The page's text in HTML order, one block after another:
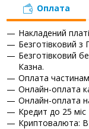
Оплата
Накладений
Безготівковий
Безготівковий
Казна.
Оплата
Онлайн-оплата
Онлайн-оплата
Кредит до 25
Криптовалюта: